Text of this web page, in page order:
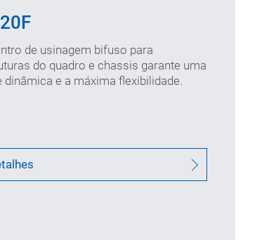
de usinagem bifuso para
do quadro e chassis garante uma
dinâmica e a máxima flexibilidade.
de interferência: 2x1.200